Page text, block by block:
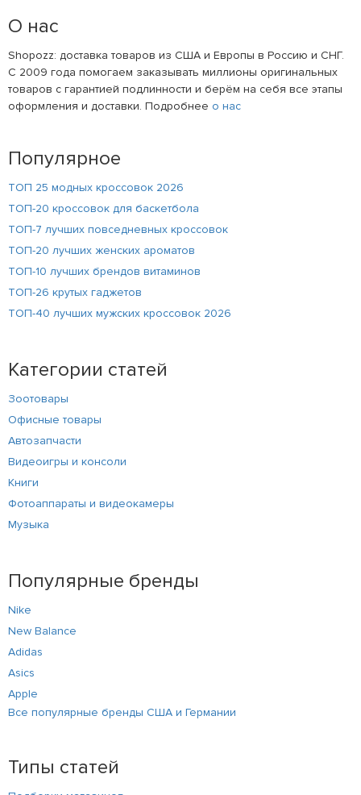
О нас
Shopozz: доставка товаров из США и Европы в Россию и СНГ.
С 2009 года помогаем заказывать миллионы оригинальных
товаров с гарантией подлинности и берём на себя все этапы
оформления и доставки. Подробнее о нас
Популярное
ТОП 25 модных кроссовок 2026
ТОП-20 кроссовок для баскетбола
ТОП-7 лучших повседневных кроссовок
ТОП-20 лучших женских ароматов
ТОП-10 лучших брендов витаминов
ТОП-26 крутых гаджетов
ТОП-40 лучших мужских кроссовок 2026
Категории статей
Зоотовары
Офисные товары
Автозапчасти
Видеоигры и консоли
Книги
Фотоаппараты и видеокамеры
Музыка
Популярные бренды
Nike
New Balance
Adidas
Asics
Apple
Все популярные бренды США и Германии
Типы статей